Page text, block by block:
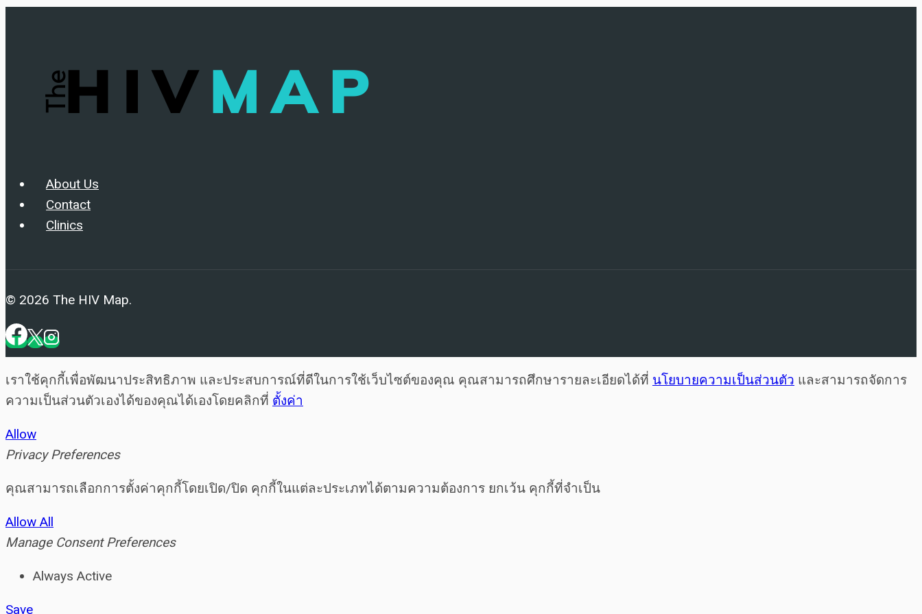
Prevention
About Us
Contact
Clinics
© 2026 The HIV Map.
เราใช้คุกกี้เพื่อพัฒนาประสิทธิภาพ และประสบการณ์ที่ดีในการใช้เว็บไซต์ของคุณ คุณสามารถศึกษารายละเอียดได้ที่ นโยบายความเป็นส่วนตัว และสามารถจัดการ
ความเป็นส่วนตัวเองได้ของคุณได้เองโดยคลิกที่ ตั้งค่า
Allow
Privacy Preferences
คุณสามารถเลือกการตั้งค่าคุกกี้โดยเปิด/ปิด คุกกี้ในแต่ละประเภทได้ตามความต้องการ ยกเว้น คุกกี้ที่จำเป็น
Allow All
Manage Consent Preferences
Always Active
Save